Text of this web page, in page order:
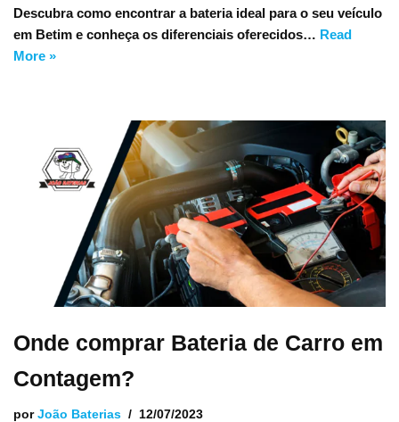
Descubra como encontrar a bateria ideal para o seu veículo
em Betim e conheça os diferenciais oferecidos… Read
More »
Onde comprar Bateria de Carro em
Contagem?
por João Baterias 12/07/2023